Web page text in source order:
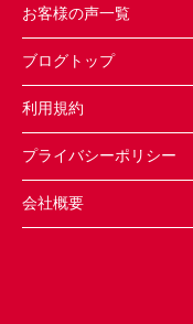
お客様の声一覧
ブログトップ
利用規約
プライバシーポリシー
会社概要